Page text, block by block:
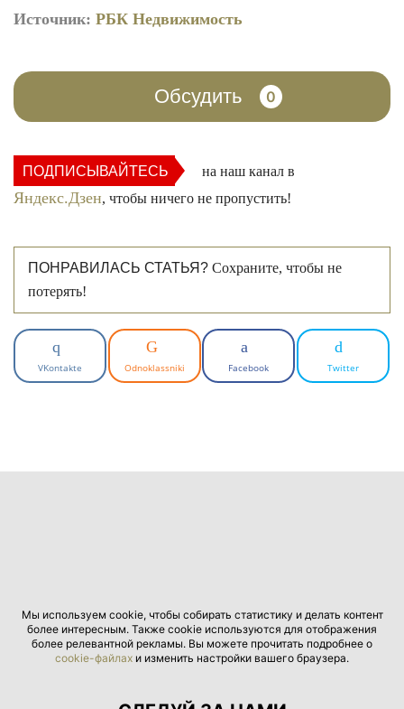
Источник: РБК Недвижимость
Обсудить 0
ПОДПИСЫВАЙТЕСЬ на наш канал в
Яндекс.Дзен, чтобы ничего не пропустить!
ПОНРАВИЛАСЬ СТАТЬЯ? Сохраните, чтобы не
потерять!
VKontakte Odnoklassniki Facebook Twitter
Мы используем cookie, чтобы собирать статистику и делать контент
более интересным. Также cookie используются для отображения
более релевантной рекламы. Вы можете прочитать подробнее о
cookie-файлах и изменить настройки вашего браузера.